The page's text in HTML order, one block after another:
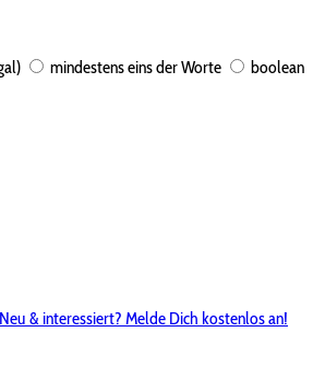
mindestens eins der Worte boolean
Neu & interessiert? Melde Dich kostenlos an!